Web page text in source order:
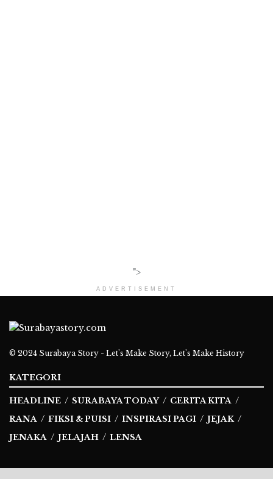
">
ADVERTISEMENT
© 2024 Surabaya Story - Let's Make Story, Let's Make History
KATEGORI
HEADLINE SURABAYA TODAY
CERITA KITA
RANA
FIKSI & PUISI INSPIRASI PAGI
JEJAK
JENAKA
JELAJAH LENSA